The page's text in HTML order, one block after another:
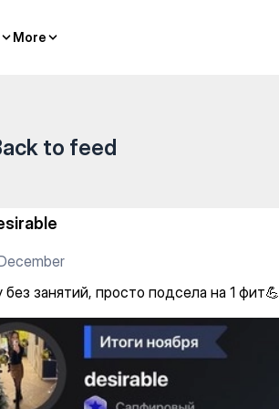
More
More на 1 фит💪
to feed
без занятий, просто подсела на 1 фит💪